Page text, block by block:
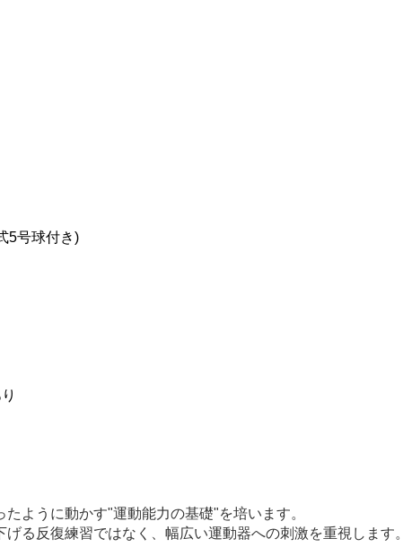
5号球付き)
ように動かす"運動能力の基礎"を培います。
る反復練習ではなく、幅広い運動器への刺激を重視します。